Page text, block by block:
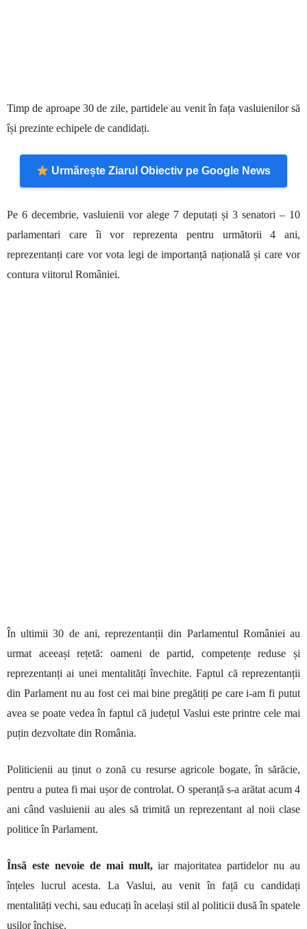
Timp de aproape 30 de zile, partidele au venit în fața vasluienilor să
își prezinte echipele de candidați.
Urmărește Ziarul Obiectiv pe Google News
Pe 6 decembrie, vasluienii vor alege 7 deputați și 3 senatori – 10
parlamentari care îi vor reprezenta pentru următorii 4 ani,
reprezentanți care vor vota legi de importanță națională și care vor
contura viitorul României.
În ultimii 30 de ani, reprezentanții din Parlamentul României au
urmat aceeași rețetă: oameni de partid, competențe reduse și
reprezentanți ai unei mentalități învechite. Faptul că reprezentanții
din Parlament nu au fost cei mai bine pregătiți pe care i-am fi putut
avea se poate vedea în faptul că județul Vaslui este printre cele mai
puțin dezvoltate din România.
Politicienii au ținut o zonă cu resurse agricole bogate, în sărăcie,
pentru a putea fi mai ușor de controlat. O speranță s-a arătat acum 4
ani când vasluienii au ales să trimită un reprezentant al noii clase
politice în Parlament.
Însă este nevoie de mai mult,iar majoritatea partidelor nu au
înțeles lucrul acesta. La Vaslui, au venit în față cu candidați
mentalități vechi, sau educați în același stil al politicii dusă în spatele
ușilor închise.